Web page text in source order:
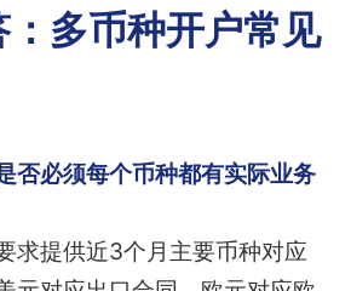
多币种开户常见
否必须每个币种都有实际业务
求提供近3个月主要币种对应